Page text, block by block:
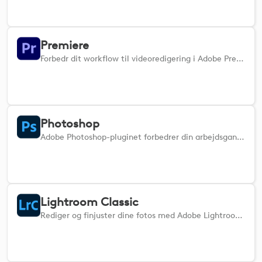
Premiere
Forbedr dit workflow til videoredigering i Adobe Premiere Pro. Dette plugin integreres problemfrit med Premiere Pro og giver direkte kontrol over nøglefunktioner fra dine Logi-enheder. Klip, trim, arranger klip, juster lydniveauer, anvend overgange, og styr afspilningen intuitivt med taktile input. Naviger gennem tidslinjer, juster effekter, håndter keyframes og skift mellem redigeringstilstande uden besvær. Uanset om du er i gang med komplekse projekter eller foretager mindre justeringer, strømliner dette plugin din Premiere Pro-oplevelse og giver præcis kontrol og øget effektivitet til alle dine videoredigeringsopgaver.
Photoshop
Adobe Photoshop-pluginet forbedrer din arbejdsgang ved at tilbyde problemfri integration med en række app-handlinger.
Lightroom Classic
Rediger og finjuster dine fotos med Adobe Lightroom Classic.